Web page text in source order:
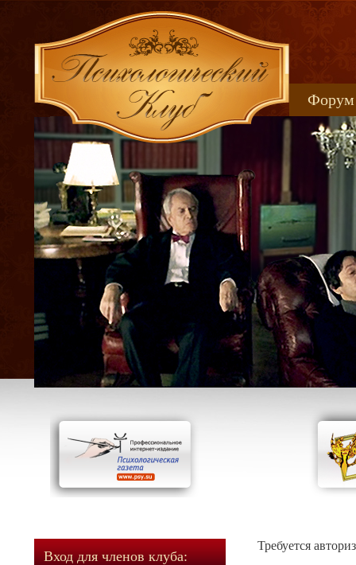
Форум
Вход для членов клуба:
Требуется